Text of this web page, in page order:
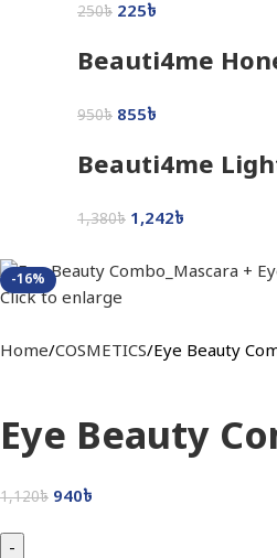
250৳ 225৳
Beauti4me
950৳ 855৳
Beauti4me
1,380৳ 1,242৳
-16%
Click to enlarge
Home COSMETICS Eye Beauty
Eye Beauty
1,120৳ 940৳